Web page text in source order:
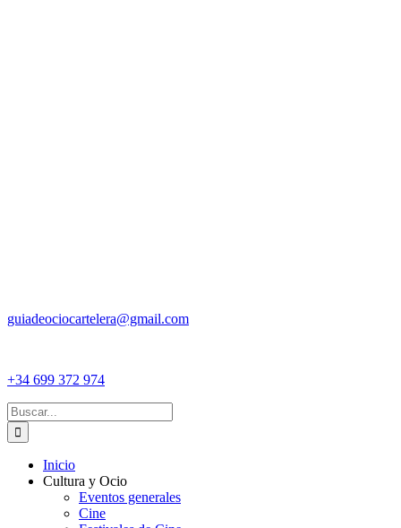
guiadeociocartelera@gmail.com
+34 699 372 974
Buscar:
Inicio
Cultura y Ocio
Eventos generales
Cine